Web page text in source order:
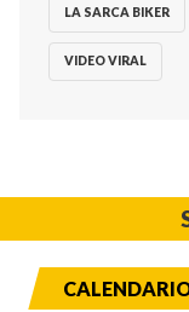
LA SARCA BIKER
VIDEO VIRAL